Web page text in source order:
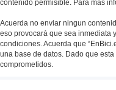
contenido permisible. Para más
Acuerda no enviar ningun
eso provocará que sea inmediata
condiciones. Acuerda que
una base de datos. Dado que
comprometidos.